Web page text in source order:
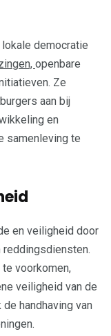
democratie
openbare
Ze
aan bij
en
samenleving te
en veiligheid door
voorkomen,
veiligheid van de
handhaving van